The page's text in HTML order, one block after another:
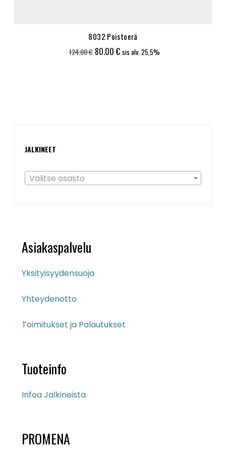
JALKINEET
Valitse osasto
8032 Poistoerä
124.00€ Alkuperäinen
80.00 €Nykyinen
sis alv. 25,5%
Asiakaspalvelu
Yksityisyydensuoja
Yhteydenotto
Toimitukset ja Palautukset
Tuoteinfo
Infoa Jalkineista
PROMENA